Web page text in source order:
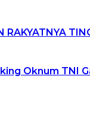
Oknum TNI